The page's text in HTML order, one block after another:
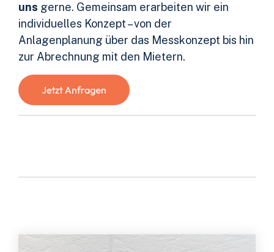
uns gerne. Gemeinsam erarbeiten wir ein
individuelles Konzept – von der
Anlagenplanung über das Messkonzept bis hin
zur Abrechnung mit den Mietern.